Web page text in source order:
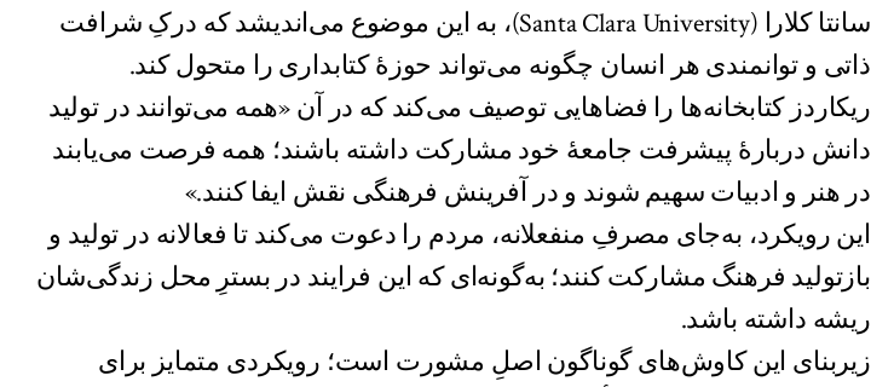
سانتا کلارا (Santa Clara University)، به این موضوع می‌اندیشد که درکِ شرافت
ذاتی و توانمندی هر انسان چگونه می‌تواند حوزهٔ کتابداری را متحول کند.
ریکاردز کتابخانه‌ها را فضاهایی توصیف می‌کند که در آن «همه می‌توانند در تولید
دانش دربارهٔ پیشرفت جامعهٔ خود مشارکت داشته باشند؛ همه فرصت می‌یابند
در هنر و ادبیات سهیم شوند و در آفرینش فرهنگی نقش ایفا کنند.»
این رویکرد، به‌جای مصرفِ منفعلانه، مردم را دعوت می‌کند تا فعالانه در تولید و
بازتولید فرهنگ مشارکت کنند؛ به‌گونه‌ای که این فرایند در بسترِ محل زندگی‌شان
ریشه داشته باشد.
زیربنای این کاوش‌های گوناگون اصلِ مشورت است؛ رویکردی متمایز برای